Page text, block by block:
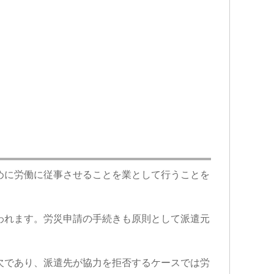
労働に従事させることを業として行うことを
ます。労災申請の手続きも原則として派遣元
あり、派遣先が協力を拒否するケースでは労